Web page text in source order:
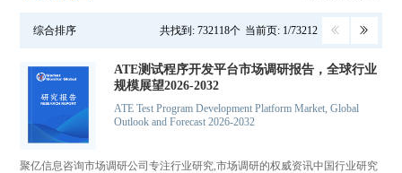
综合排序 共找到: 732118个 当前页: 1/73212
ATE测试程序开发平台市场调研报告，全球行业
规模展望2026-2032
ATE Test Program Development Platform Market, Global
Outlook and Forecast 2026-2032
聚亿信息咨询市场调研公司专注行业研究,市场调研的权威资讯中国行业研究